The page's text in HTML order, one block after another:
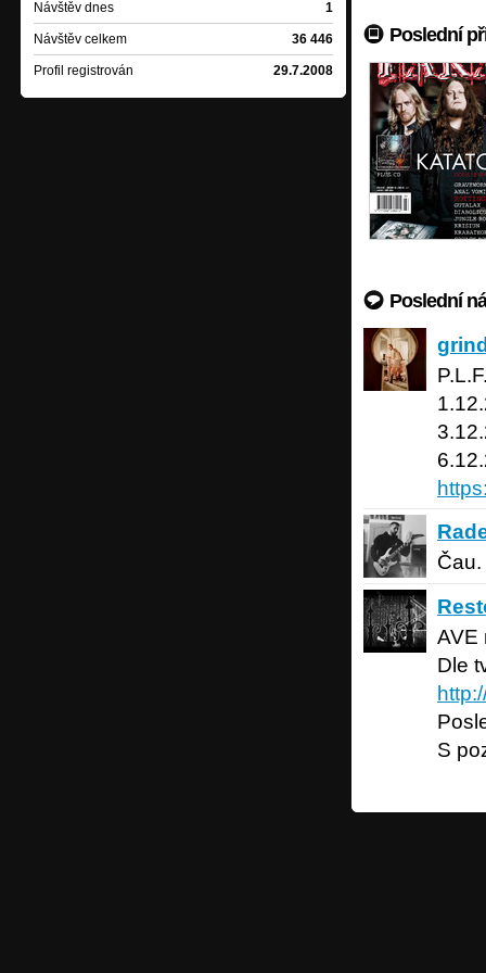
Návštěv dnes 1
Návštěv celkem 36 446
Profil registrován 29.7.2008
Poslední
Poslední
Radek
AVE
Dle
S